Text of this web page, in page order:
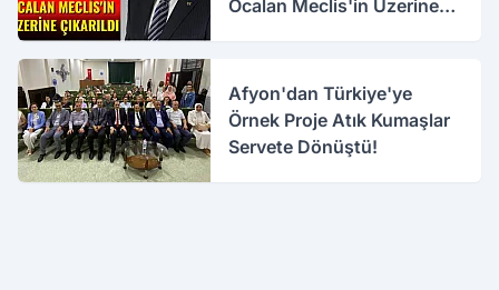
Öcalan Meclis'in Üzerine
Afyon'dan Türkiye'ye
Örnek Proje Atık Kumaşlar
Servete Dönüştü!